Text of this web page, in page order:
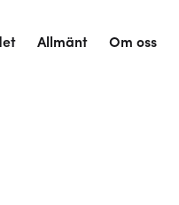
Allmänt Om oss